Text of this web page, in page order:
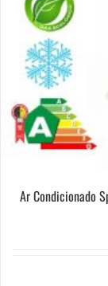
Ar Condicionado